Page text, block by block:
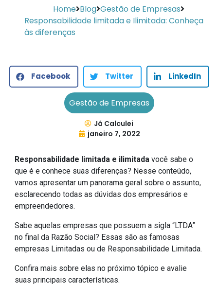
Home Blog Gestão de Empresas
Responsabilidade limitada e Ilimitada: Conheça
às diferenças
Facebook Twitter LinkedIn
Gestão de Empresas
Já Calculei
janeiro 7, 2022
Responsabilidade limitada e ilimitada você sabe o
que é e conhece suas diferenças? Nesse conteúdo,
vamos apresentar um panorama geral sobre o assunto,
esclarecendo todas as dúvidas dos empresários e
empreendedores.
Sabe aquelas empresas que possuem a sigla “LTDA”
no final da Razão Social? Essas são as famosas
empresas Limitadas ou de Responsabilidade Limitada.
Confira mais sobre elas no próximo tópico e avalie
suas principais características.